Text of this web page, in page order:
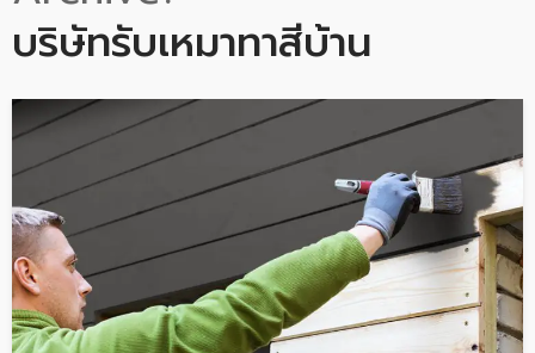
บริษัทรับเหมาทาสีบ้าน